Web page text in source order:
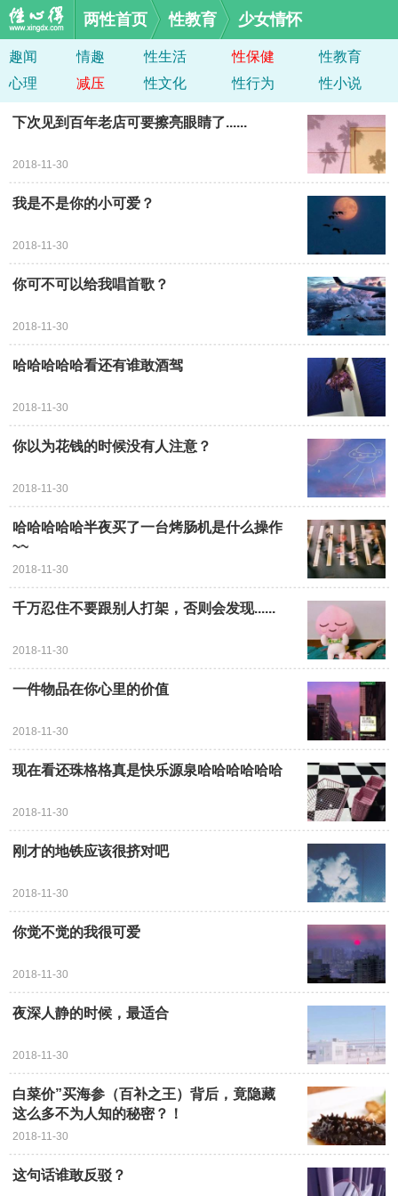
两性首页 性教育 少女情怀
趣闻 情趣 性生活 性保健
性教育
心理
减压 性文化 性行为 性小说
下次见到百年老店可要擦亮眼睛了......
2018-11-30
我是不是你的小可爱？
2018-11-30
你可不可以给我唱首歌？
2018-11-30
哈哈哈哈哈看还有谁敢酒驾
2018-11-30
你以为花钱的时候没有人注意？
2018-11-30
哈哈哈哈哈半夜买了一台烤肠机是什么操作
~~
2018-11-30
千万忍住不要跟别人打架，否则会发现......
2018-11-30
一件物品在你心里的价值
2018-11-30
现在看还珠格格真是快乐源泉哈哈哈哈哈哈
2018-11-30
刚才的地铁应该很挤对吧
2018-11-30
你觉不觉的我很可爱
2018-11-30
夜深人静的时候，最适合
2018-11-30
白菜价”买海参（百补之王）背后，竟隐藏
这么多不为人知的秘密？！
2018-11-30
这句话谁敢反驳？